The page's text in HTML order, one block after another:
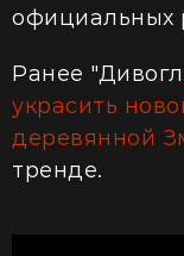
официальных
Ранее
украсить
деревянной
тренде.